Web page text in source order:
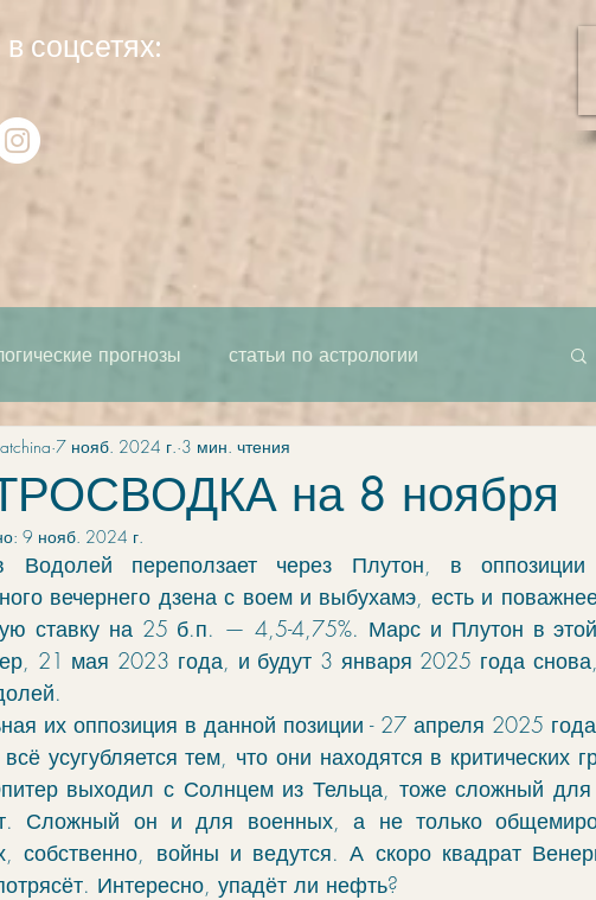
соцсетях:
прогнозы статьи по астрологии
карта как единое целое
обучение
апокрифы моделирование ректификация
vocabulary руны
на 8 ноября
7 нояб. 2024 г. 3 мин. чтения
9 нояб. 2024 г.
Водолей переползает через Плутон, в
вечернего дзена с воем и выбухамэ, есть и
ставку на 25 б.п. — 4,5-4,75%. Марс и Плутон в
21 мая 2023 года, и будут 3 января 2025 года
их оппозиция в данной позиции - 27 апреля 2025
усугубляется тем, что они находятся в критических
выходил с Солнцем из Тельца, тоже сложный
Сложный он и для военных, а не только
собственно, войны и ведутся. А скоро квадрат
Интересно, упадёт ли нефть?